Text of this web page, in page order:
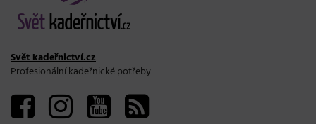
Svět kadeřnictví.cz
Profesionální kadeřnické potřeby